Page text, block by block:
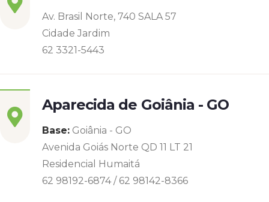
Av. Brasil Norte, 740 SALA 57
Cidade Jardim
62 3321-5443
Aparecida de Goiânia - GO
Base: Goiânia - GO
Avenida Goiás Norte QD 11 LT 21
Residencial Humaitá
62 98192-6874 / 62 98142-8366